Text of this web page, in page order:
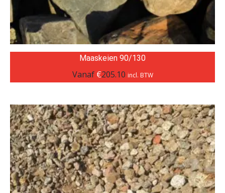
Maaskeien 90/130
Vanaf €205.10 incl. BTW